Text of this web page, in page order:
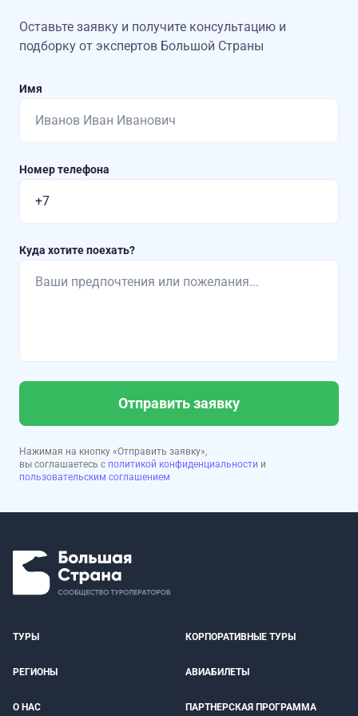
Оставьте заявку и получите консультацию и
подборку от экспертов Большой Страны
Имя
Номер телефона
Куда хотите поехать?
Отправить заявку
Нажимая на кнопку «Отправить заявку»,
вы соглашаетесь с политикой конфиденциальности и
пользовательским соглашением
ТУРЫ КОРПОРАТИВНЫЕ ТУРЫ
РЕГИОНЫ АВИАБИЛЕТЫ
О НАС ПАРТНЕРСКАЯ ПРОГРАММА